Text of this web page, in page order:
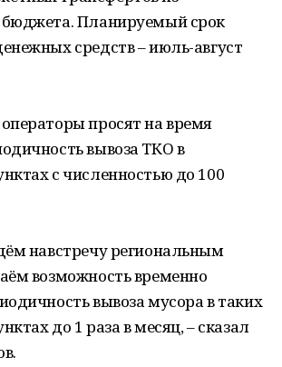
бюджета. Планируемый срок
средств – июль-август
просят на время
вывоза ТКО в
с численностью до 100
навстречу региональным
возможность временно
вывоза мусора в таких
до 1 раза в месяц, – сказал